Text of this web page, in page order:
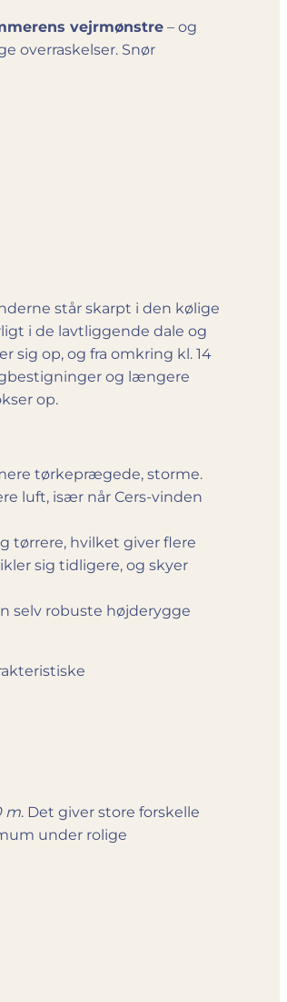
vejrmønstre – og
overraskelser. Snør
står skarpt i den kølige
i de lavtliggende dale og
sig op, og fra omkring kl. 14
og længere
op.
tørkeprægede, storme.
luft, især når Cers-vinden
tørrere, hvilket giver flere
sig tidligere, og skyer
selv robuste højderygge
m. Det giver store forskelle
under rolige